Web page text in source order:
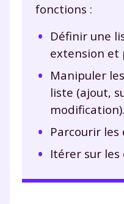
fonctions :
Définir une
extension et
Manipuler
liste (ajout,
modification).
Parcourir les
Itérer sur les